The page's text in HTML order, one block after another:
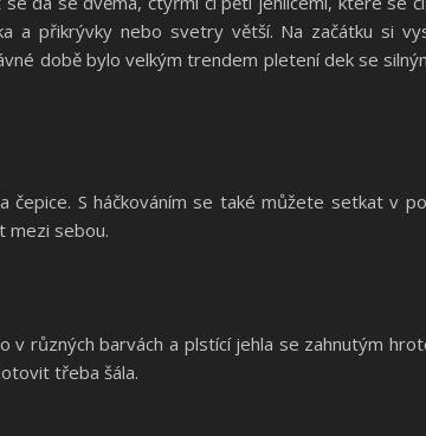
a přikrývky nebo svetry větší. Na začátku si
době bylo velkým trendem pletení dek se
S háčkováním se také můžete setkat v
mezi sebou.
v různých barvách a plstící jehla se zahnutým
třeba šála.